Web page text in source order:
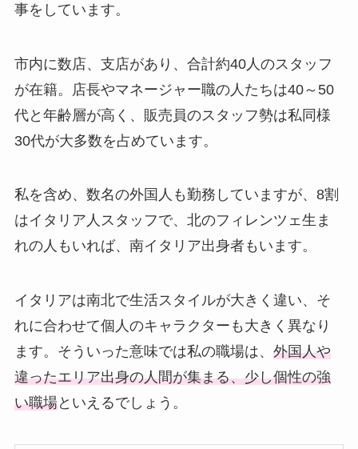
事をしています。
市内に数店、支店があり、合計約40人のスタッフ
が在籍。店長やマネージャー職の人たちは40～50
代と年齢層が高く、販売員のスタッフ勢は私同様
30代が大多数を占めています。
私を含め、数名の外国人も勤務していますが、8割
はイタリア人スタッフで、北のフィレンツェ生ま
れの人もいれば、南イタリア出身者もいます。
イタリアは南北で生活スタイルが大きく違い、そ
れに合わせて個人のキャラクターも大きく異なり
ます。そういった意味では私の職場は、 外国人や
違ったエリア出身の人間が集まる、少し個性の強
い職場といえるでしょう。